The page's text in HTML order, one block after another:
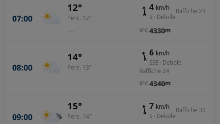
07:00
12°
Perc. 12°
—
4 km/h
S · Debole
Raffiche 23
0°C 4330m
08:00
14°
Perc. 13°
—
6 km/h
SSE · Debole
Raffiche 24
0°C 4340m
09:00
15°
Perc. 14°
7 km/h
S · Debole
Raffiche 30